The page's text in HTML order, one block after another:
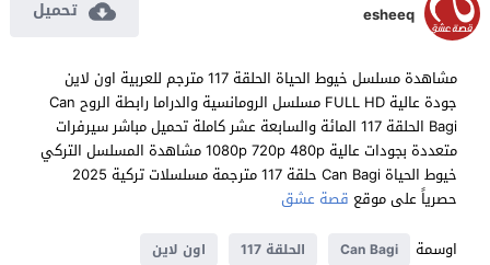
esheeq تحميل
مشاهدة مسلسل خيوط الحياة الحلقة 117 مترجم للعربية اون لاين
جودة عالية FULL HD مسلسل الرومانسية والدراما رابطة الروح Can
Bagi الحلقة 117 المائة والسابعة عشر كاملة تحميل مباشر سيرفرات
متعددة بجودات عالية 1080p 720p 480p مشاهدة المسلسل التركي
خيوط الحياة Can Bagi حلقة 117 مترجمة مسلسلات تركية 2025
حصرياً على موقع قصة عشق
اوسمة
Can Bagi الحلقة 117
اون لاين